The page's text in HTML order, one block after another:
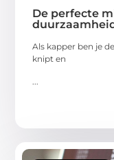
De perfecte
Als kapper ben je
knipt en